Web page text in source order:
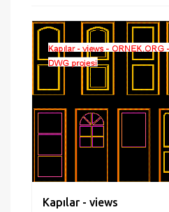
Kapılar - views